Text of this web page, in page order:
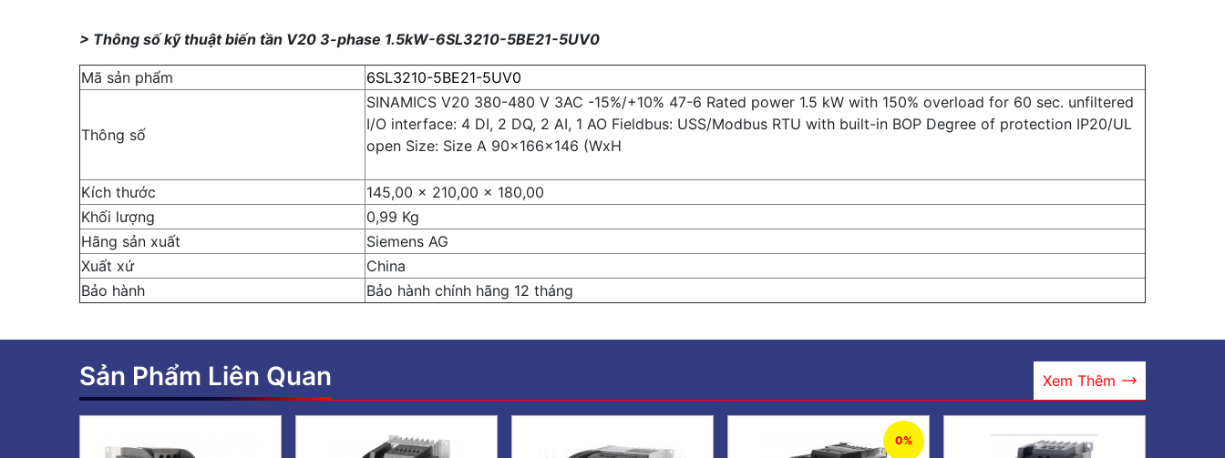
> Thông số kỹ thuật biến tần V20 3-phase 1.5kW-6SL3210-5BE21-5UV0
Mã sản phẩm 6SL3210-5BE21-5UV0
Thông số
SINAMICS V20 380-480 V 3AC -15%/+10% 47-6 Rated power 1.5 kW with 150% overload for 60 sec. unfiltered
I/O interface: 4 DI, 2 DQ, 2 AI, 1 AO Fieldbus: USS/Modbus RTU with built-in BOP Degree of protection IP20/UL
open Size: Size A 90x166x146 (WxH
Kích thước
145,00 x 210,00 x 180,00
Khối lượng
0,99 Kg
Hãng sản xuất
Siemens AG
Xuất xứ
China
Bảo hành
Bảo hành chính hãng 12 tháng
Sản Phẩm Liên Quan Xem Thêm
0%